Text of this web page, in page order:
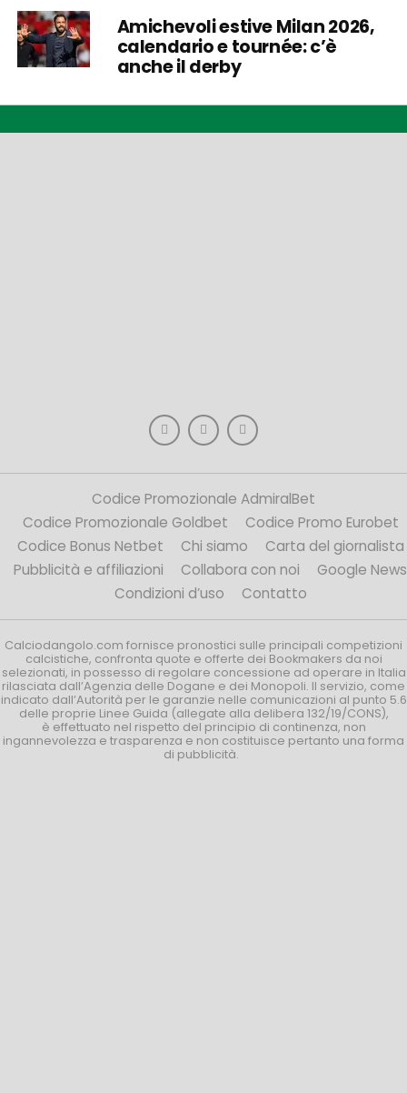
Amichevoli estive Milan 2026,
calendario e tournée: c’è
anche il derby
Codice Promozionale AdmiralBet
Codice Promozionale Goldbet
Codice Promo Eurobet
Codice Bonus Netbet
Chi siamo
Carta del giornalista
Pubblicità e affiliazioni
Collabora con noi
Google News
Condizioni d’uso
Contatto
Calciodangolo.com fornisce pronostici sulle principali competizioni
calcistiche, confronta quote e offerte dei Bookmakers da noi
selezionati, in possesso di regolare concessione ad operare in Italia
rilasciata dall’Agenzia delle Dogane e dei Monopoli. Il servizio, come
indicato dall’Autorità per le garanzie nelle comunicazioni al punto 5.6
delle proprie Linee Guida (allegate alla delibera 132/19/CONS),
è effettuato nel rispetto del principio di continenza, non
ingannevolezza e trasparenza e non costituisce pertanto una forma
di pubblicità.